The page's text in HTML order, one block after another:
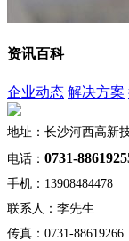
资讯百科
企业动态 解决方案
地址：长沙河西高新
电话： 0731-
手机：13908484478
联系人：李先生
传真：0731-88619266